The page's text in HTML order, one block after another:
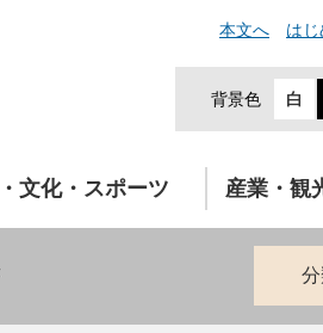
本文へ は
背景色 白
文化・スポーツ 産業・観